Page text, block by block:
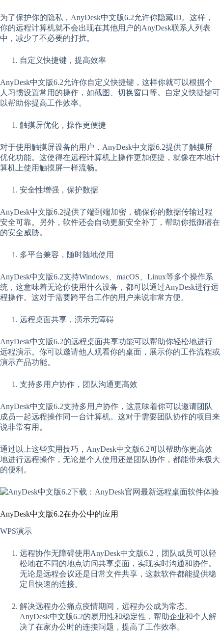
为了保护你的隐私，AnyDesk中文版6.2允许你隐藏ID。这样，
你的远程计算机就不会出现在其他用户的AnyDesk联系人列表
中，减少了不必要的打扰。
自定义快捷键，提高效率
AnyDesk中文版6.2允许你自定义快捷键，这样你就可以根据个
人习惯设置常用的操作，如截图、切换窗口等。自定义快捷键可
以帮助你提高工作效率。
触摸屏优化，操作更便捷
对于使用触摸屏设备的用户，AnyDesk中文版6.2提供了触摸屏
优化功能。这使得在远程计算机上操作更加便捷，就像在本地计
算机上使用触摸屏一样流畅。
安全性增强，保护数据
AnyDesk中文版6.2提供了端到端加密，确保你的数据传输过程
安全可靠。另外，软件还会自动更新安全补丁，帮助你抵御潜在
的安全威胁。
多平台兼容，随时随地使用
AnyDesk中文版6.2支持Windows、macOS、Linux等多个操作系
统，这意味着无论你使用什么设备，都可以通过AnyDesk进行远
程操作。这对于需要跨平台工作的用户来说非常方便。
远程桌面共享，演示无障碍
AnyDesk中文版6.2的远程桌面共享功能可以帮助你轻松地进行
远程演示。你可以邀请他人观看你的桌面，展示你的工作流程或
演示产品功能。
支持多用户协作，团队沟通更高效
AnyDesk中文版6.2支持多用户协作，这意味着你可以邀请团队
成员一起远程操作同一台计算机。这对于需要团队协作的项目来
说非常有用。
通过以上这些实用技巧，AnyDesk中文版6.2可以帮助你更高效
地进行远程操作，无论是个人使用还是团队协作，都能带来极大
的便利。
AnyDesk中文版6.2在办公中的应用
WPS演示
远程协作无障碍使用AnyDesk中文版6.2，团队成员可以轻
松地在不同的地点访问共享桌面，实现实时沟通和协作。
无论是远程会议还是日常文件共享，这款软件都能提供稳
定且快速的连接。
解决远程办公痛点疫情期间，远程办公成为常态。
AnyDesk中文版6.2的易用性和稳定性，帮助企业和个人解
决了在家办公时的连接问题，提高了工作效率。